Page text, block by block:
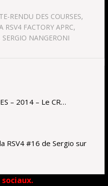
RENDU DES COURSES,
RSV4 FACTORY APRC,
SERGIO NANGERONI
– 2014 – Le CR…
RSV4 #16 de Sergio sur